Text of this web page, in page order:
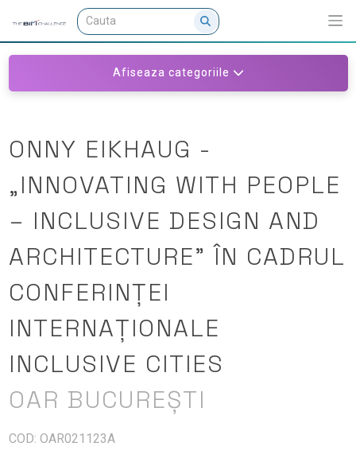
Afiseaza categoriile
ONNY EIKHAUG -
„INNOVATING WITH PEOPLE
– INCLUSIVE DESIGN AND
ARCHITECTURE” ÎN CADRUL
CONFERINȚEI
INTERNAȚIONALE
INCLUSIVE CITIES
OAR BUCUREȘTI
COD: OAR021123A